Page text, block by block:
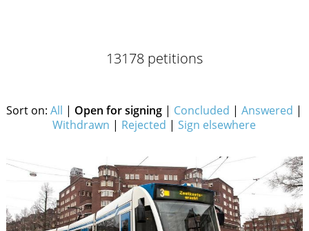
13178 petitions
Sort on:All | Open for signing | Concluded |Answered |
Withdrawn | Rejected |Sign elsewhere